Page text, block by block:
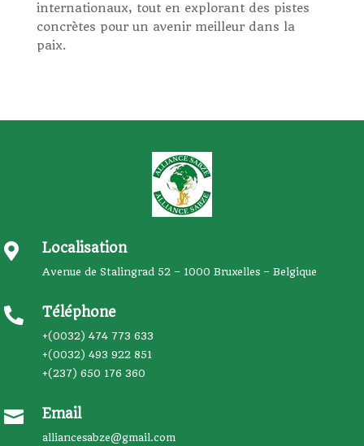
internationaux, tout en explorant des pistes
concrètes pour un avenir meilleur dans la
paix.
 Localisation
Avenue de Stalingrad 52 – 1000 Bruxelles – Belgique
 Téléphone
+(0032) 474 773 633
+(0032) 493 922 851
+(237) 650 176 360
 Email
alliancesabze@gmail.com